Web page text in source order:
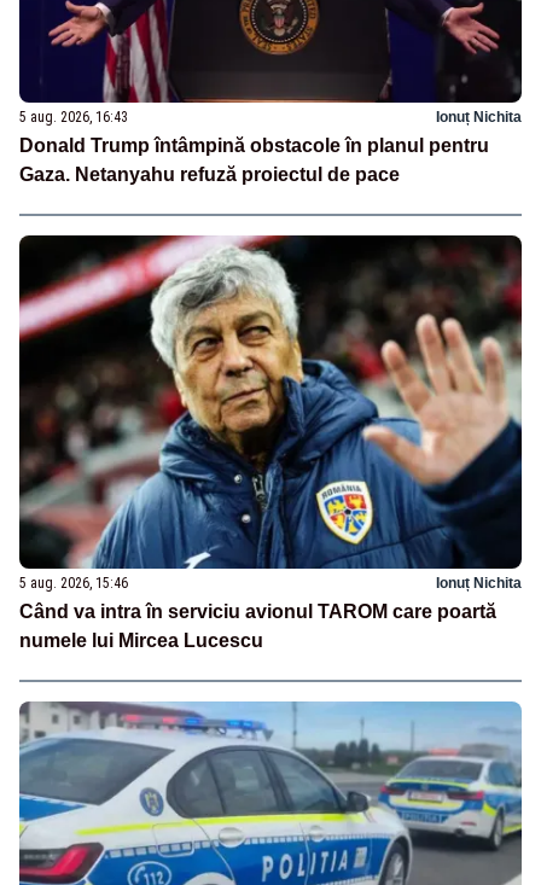
5 aug. 2026, 16:43 Ionuț Nichita
Donald Trump întâmpină obstacole în planul pentru
Gaza. Netanyahu refuză proiectul de pace
5 aug. 2026, 15:46 Ionuț Nichita
Când va intra în serviciu avionul TAROM care poartă
numele lui Mircea Lucescu